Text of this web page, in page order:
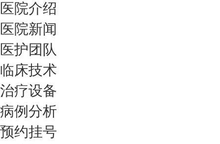
医院介绍
医院新闻
医护团队
临床技术
治疗设备
病例分析
预约挂号